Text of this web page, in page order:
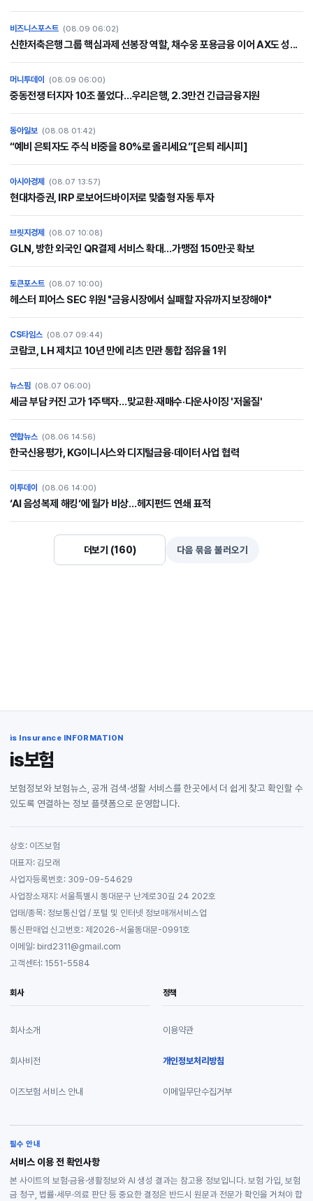
비즈니스포스트 (08.09 06:02)
신한저축은행 그룹 핵심과제 선봉장 역할, 채수웅 포용금융 이어 AX도 성...
머니투데이 (08.09 06:00)
중동전쟁 터지자 10조 풀었다…우리은행, 2.3만건 긴급금융지원
동아일보 (08.08 01:42)
“예비 은퇴자도 주식 비중을 80%로 올리세요”[은퇴 레시피]
아시아경제 (08.07 13:57)
현대차증권, IRP 로보어드바이저로 맞춤형 자동 투자
브릿지경제 (08.07 10:08)
GLN, 방한 외국인 QR결제 서비스 확대…가맹점 150만곳 확보
토큰포스트 (08.07 10:00)
헤스터 피어스 SEC 위원 "금융시장에서 실패할 자유까지 보장해야"
CS타임스 (08.07 09:44)
코람코, LH 제치고 10년 만에 리츠 민관 통합 점유율 1위
뉴스핌 (08.07 06:00)
세금 부담 커진 고가 1주택자…맞교환·재매수·다운사이징 '저울질'
연합뉴스 (08.06 14:56)
한국신용평가, KG이니시스와 디지털금융·데이터 사업 협력
이투데이 (08.06 14:00)
‘AI 음성복제 해킹‘에 월가 비상…헤지펀드 연쇄 표적
더보기 (160) 다음 묶음 불러오기
is Insurance INFORMATION
is보험
보험정보와 보험뉴스, 공개 검색·생활 서비스를 한곳에서 더 쉽게 찾고 확인할 수
있도록 연결하는 정보 플랫폼으로 운영합니다.
상호: 이즈보험
대표자: 김모래
사업자등록번호: 309-09-54629
사업장소재지: 서울특별시 동대문구 난계로30길 24 202호
업태/종목: 정보통신업 / 포털 및 인터넷 정보매개서비스업
통신판매업 신고번호: 제2026-서울동대문-0991호
이메일: bird2311@gmail.com
고객센터: 1551-5584
회사
회사소개
회사비전
이즈보험 서비스 안내
정책
이용약관
개인정보처리방침
이메일무단수집거부
필수 안내
서비스 이용 전 확인사항
본 사이트의 보험·금융·생활정보와 AI 생성 결과는 참고용 정보입니다. 보험 가입, 보험
금 청구, 법률·세무·의료 판단 등 중요한 결정은 반드시 원문과 전문가 확인을 거쳐야 합